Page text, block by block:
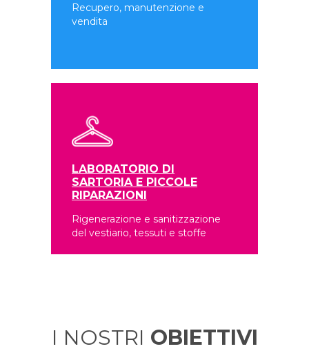
Recupero, manutenzione e
vendita
LABORATORIO DI
SARTORIA E PICCOLE
RIPARAZIONI
Rigenerazione e sanitizzazione
del vestiario, tessuti e stoffe
I NOSTRI OBIETTIVI